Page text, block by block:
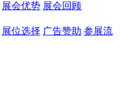
展会优势 展会回顾
展位选择 广告赞助 参展流